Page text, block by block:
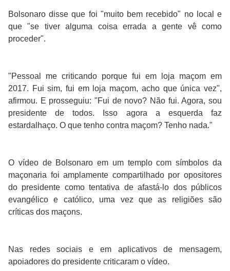
Bolsonaro disse que foi "muito bem recebido" no local e
que "se tiver alguma coisa errada a gente vê como
proceder".
"Pessoal me criticando porque fui em loja maçom em
2017. Fui sim, fui em loja maçom, acho que única vez",
afirmou. E prosseguiu: "Fui de novo? Não fui. Agora, sou
presidente de todos. Isso agora a esquerda faz
estardalhaço. O que tenho contra maçom? Tenho nada."
O vídeo de Bolsonaro em um templo com símbolos da
maçonaria foi amplamente compartilhado por opositores
do presidente como tentativa de afastá-lo dos públicos
evangélico e católico, uma vez que as religiões são
críticas dos maçons.
Nas redes sociais e em aplicativos de mensagem,
apoiadores do presidente criticaram o vídeo.